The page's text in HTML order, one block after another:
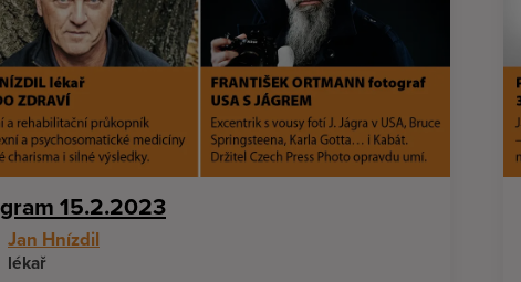
15.2.2023
Jan Hnízdil
lékař